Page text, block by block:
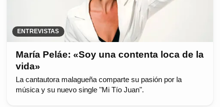
ENTREVISTAS
María Peláe: «Soy una contenta loca de la
vida»
La cantautora malagueña comparte su pasión por la
música y su nuevo single "Mi Tío Juan".